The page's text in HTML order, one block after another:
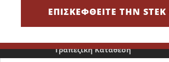
Τραπεζική Κατάθεση
ΕΠΙΣΚΕΦΘΕΙΤΕ ΤΗΝ STEK